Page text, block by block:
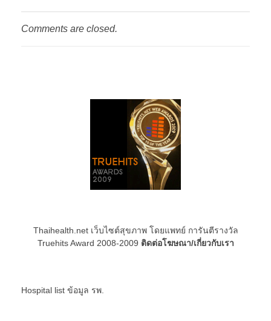
Comments are closed.
Thaihealth.net เว็บไซต์สุขภาพ โดยแพทย์ การันตีรางวัล
Truehits Award 2008-2009 ติดต่อโฆษณา/เกี่ยวกับเรา
Hospital list ข้อมูล รพ.